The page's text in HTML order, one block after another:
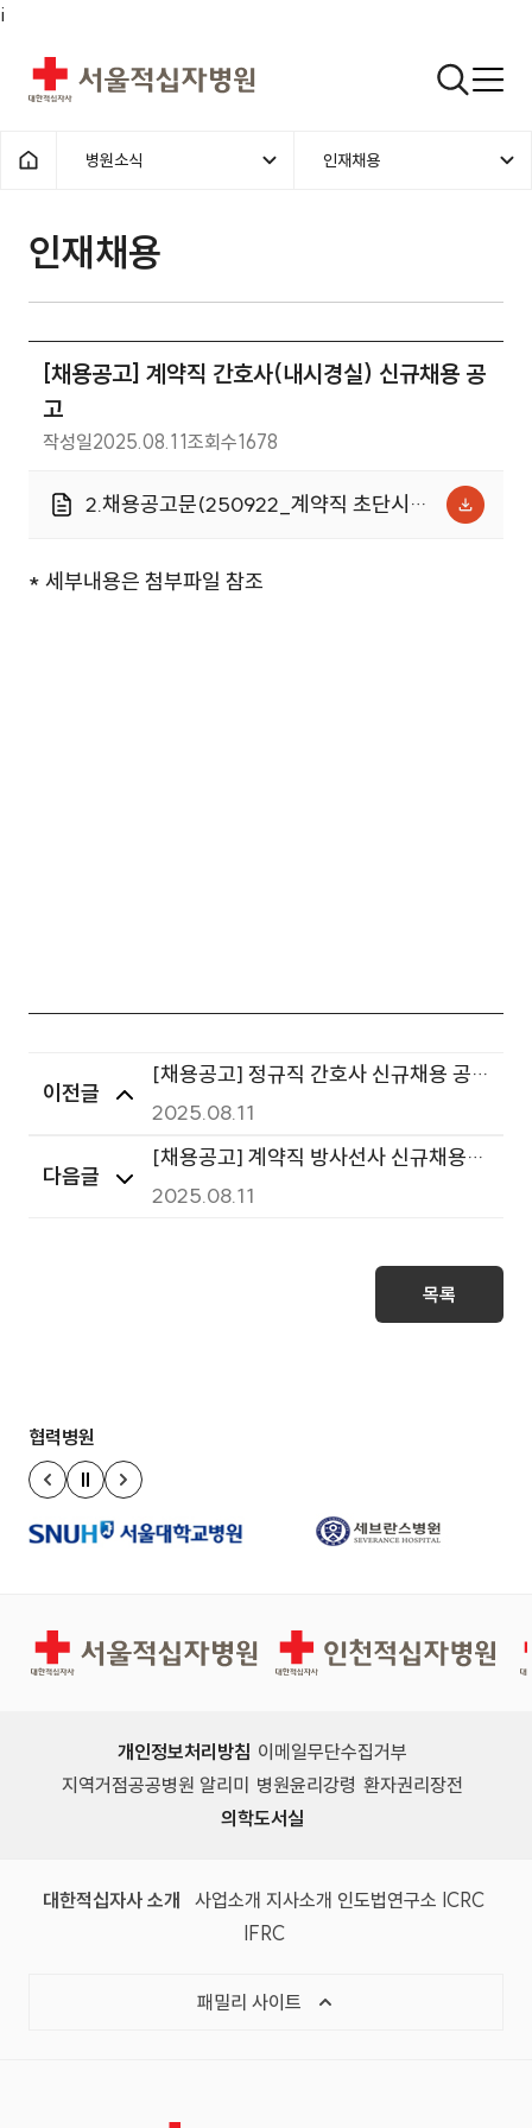
i
서울적십자병원 검색열기
홈으로 1차메뉴
병원소식 2차메뉴
인재채용
인재채용 | 병원소식 | [채용공고]
인재채용
[채용공고] 계약직 간호사(내시경실) 신규채용 공
고
작성일2025.08.11조회수1678
2.채용공고문(250922_계약직 초단시간
* 세부내용은 첨부파일 참조
이전글
[채용공고] 정규직 간호사 신규채용 공
고
2025.08.11
다음글
[채용공고] 계약직 방사선사 신규채용
공고
2025.08.11
목록
협력병원
이전 슬라이드
정지
다음 슬라이드
서울적십자병원 인천적십자병원
개인정보처리방침 이메일무단수집거부
지역거점공공병원 알리미 병원윤리강령 환자권리장전
의학도서실
대한적십자사 소개 (새 창)
사업소개 (새 창)
지사소개 (새 창)
인도법연구소 (새 창)
ICRC(국제
IFRC(국제적십자사연맹, 새 창)
패밀리 사이트 목록 열기